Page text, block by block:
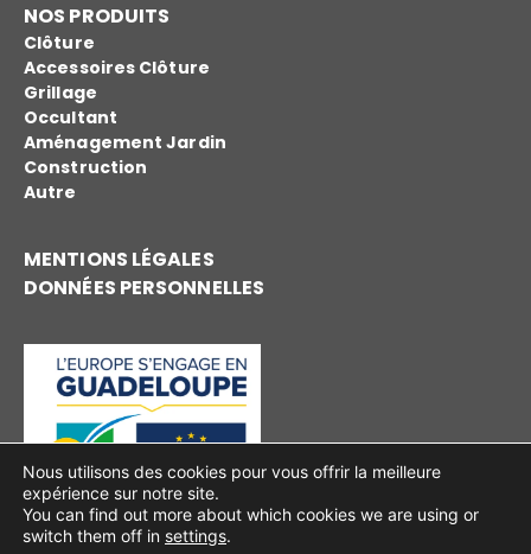
NOS PRODUITS
Clôture
Accessoires Clôture
Grillage
Occultant
Aménagement Jardin
Construction
Autre
MENTIONS LÉGALES
DONNÉES PERSONNELLES
Nous utilisons des cookies pour vous offrir la meilleure
expérience sur notre site.
You can find out more about which cookies we are using or
switch them off in settings.